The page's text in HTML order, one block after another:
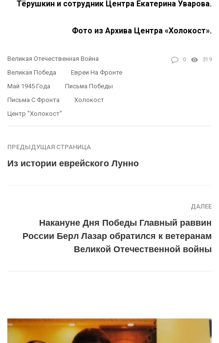
Тёрушкин и сотрудник Центра Екатерина Уварова.
Фото из Архива Центра «Холокост».
Великая Отечественная Война
Великая Победа
Евреи На Фронте
Май 1945 Года
Письма Победы
Письма С Фронта
Холокост
Центр "Холокост"
0 319
ПРЕДЫДУЩАЯ СТРАНИЦА
Из истории еврейского Лунно
ДАЛЕЕ
Накануне Дня Победы Главный раввин
России Берл Лазар обратился к ветеранам
Великой Отечественной войны